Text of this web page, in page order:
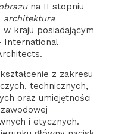
na II stopniu
architektura
kraju posiadającym
International
z zakresu
technicznych,
oraz umiejętności
i etycznych.